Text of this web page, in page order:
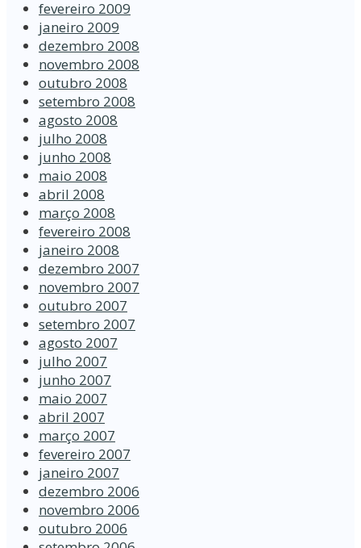
fevereiro 2009
janeiro 2009
dezembro 2008
novembro 2008
outubro 2008
setembro 2008
agosto 2008
julho 2008
junho 2008
maio 2008
abril 2008
março 2008
fevereiro 2008
janeiro 2008
dezembro 2007
novembro 2007
outubro 2007
setembro 2007
agosto 2007
julho 2007
junho 2007
maio 2007
abril 2007
março 2007
fevereiro 2007
janeiro 2007
dezembro 2006
novembro 2006
outubro 2006